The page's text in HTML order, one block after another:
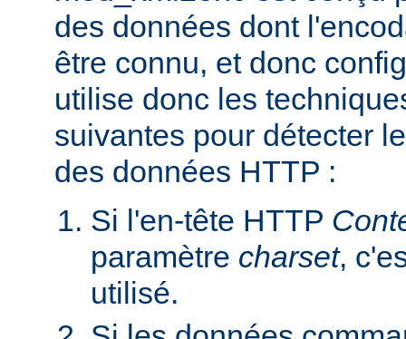
des données dont
être connu, et donc
utilise donc les
suivantes pour détecter
des données HTTP :
Si l'en-tête HTTP
paramètre charset,
utilisé.